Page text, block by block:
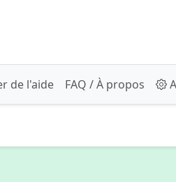
de l'aide FAQ / À propos